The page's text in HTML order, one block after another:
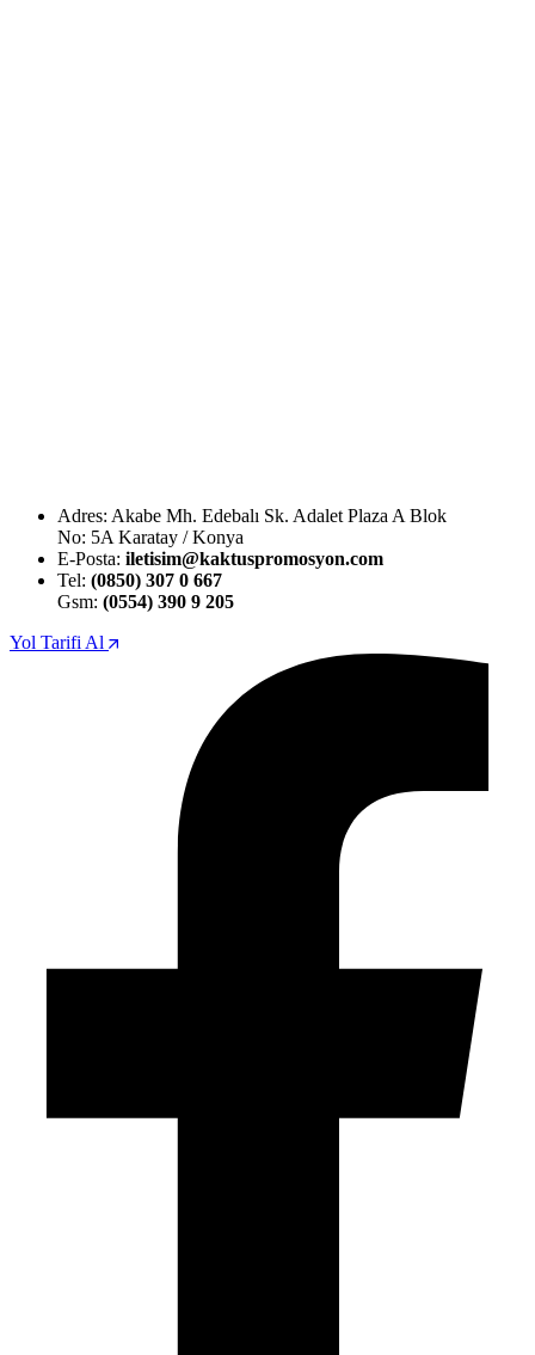
Adres: Akabe Mh. Edebalı Sk. Adalet Plaza A Blok
No: 5A Karatay / Konya
E-Posta: iletisim@kaktuspromosyon.com
Tel: (0850) 307 0 667
Gsm: (0554) 390 9 205
Yol Tarifi Al